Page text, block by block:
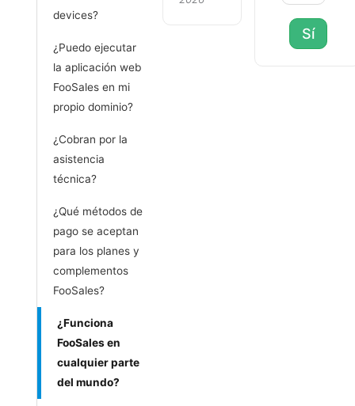
devices?
¿Puedo ejecutar
la aplicación web
FooSales en mi
propio dominio?
¿Cobran por la
asistencia
técnica?
¿Qué métodos de
pago se aceptan
para los planes y
complementos
FooSales?
¿Funciona
FooSales en
cualquier parte
del mundo?
Sí